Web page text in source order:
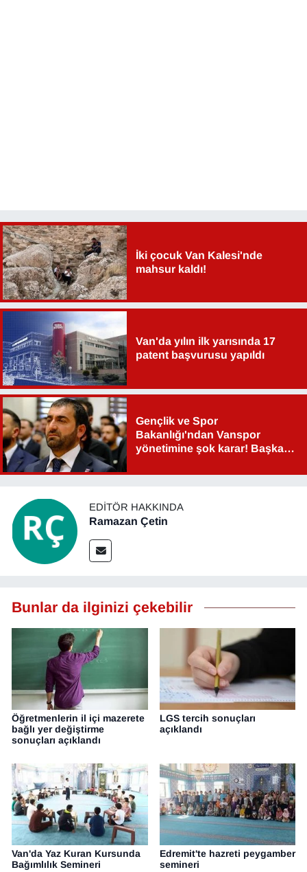
İki çocuk Van Kalesi'nde
mahsur kaldı!
Van'da yılın ilk yarısında 17
patent başvurusu yapıldı
Gençlik ve Spor
Bakanlığı'ndan Vanspor
yönetimine şok karar! Başkan
EDITÖR HAKKINDA
Ramazan Çetin
Bunlar da ilginizi çekebilir
Öğretmenlerin il içi mazerete
bağlı yer değiştirme
sonuçları açıklandı
LGS tercih sonuçları
açıklandı
Van'da Yaz Kuran Kursunda
Bağımlılık Semineri
Edremit'te hazreti peygamber
semineri